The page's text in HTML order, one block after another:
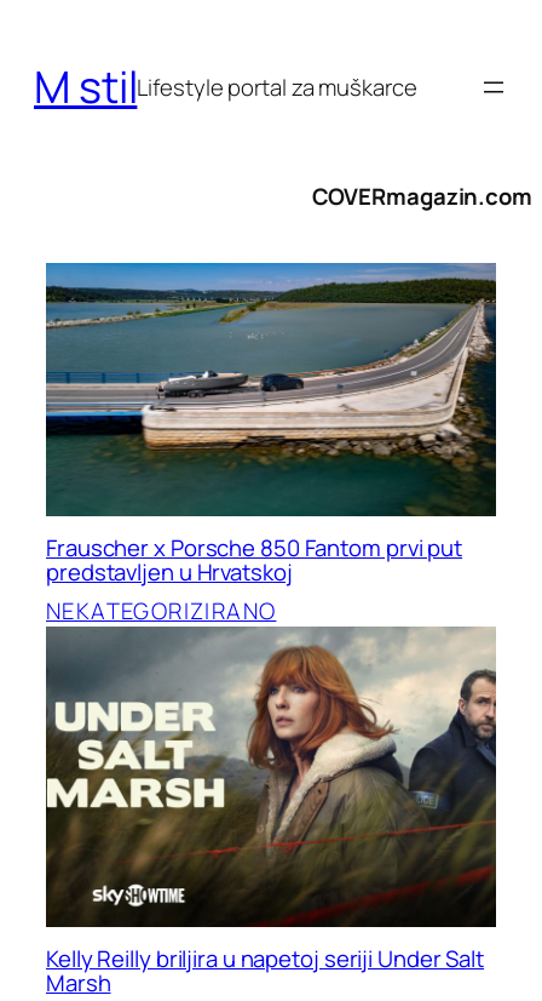
sadržaja
M stilLifestyle portal za muškarce
COVERmagazin.com
Frauscher x Porsche 850 Fantom prvi put
predstavljen u Hrvatskoj
NEKATEGORIZIRANO
Kelly Reilly briljira u napetoj seriji Under Salt
Marsh